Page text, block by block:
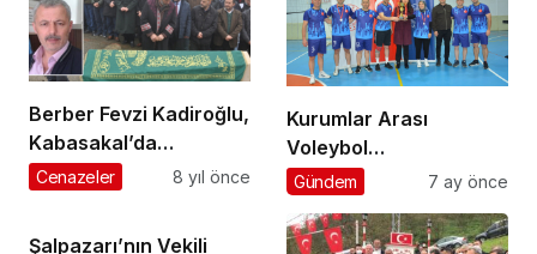
Berber Fevzi Kadiroğlu,
Kabasakal’da
ebediyete uğurlandı
Cenazeler 8 yıl önce
Kurumlar Arası
Voleybol
Turnuvası’nda
şampiyon
Gündem 7 ay önce
Şalpazarı’nın Vekili